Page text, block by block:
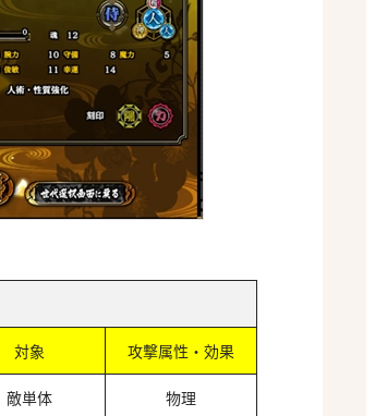
対象 攻撃属性・効果
敵単体 物理